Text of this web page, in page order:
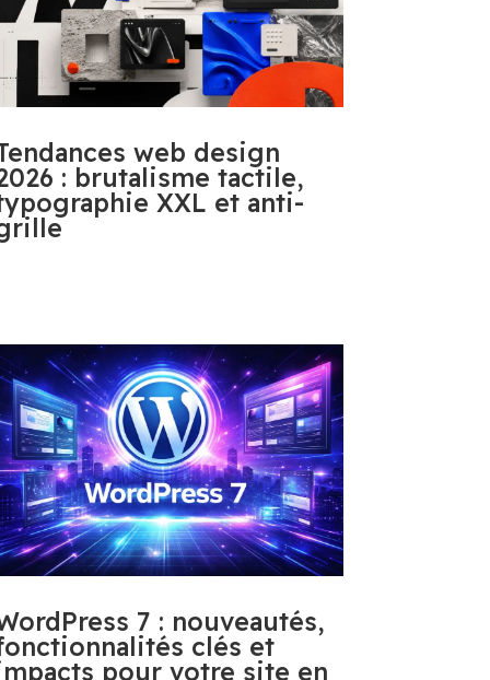
web design
: brutalisme tactile,
XXL et anti-
7 : nouveautés,
clés et
pour votre site en